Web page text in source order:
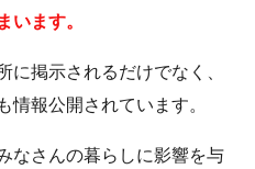
います。
に掲示されるだけでなく、
情報公開されています。
なさんの暮らしに影響を与